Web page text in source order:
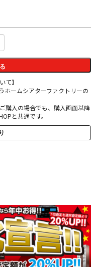
て】
ホームシアターファクトリーの
購入の場合でも、購入画面以降
と共通です。